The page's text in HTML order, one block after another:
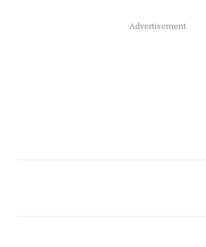
Advertisement